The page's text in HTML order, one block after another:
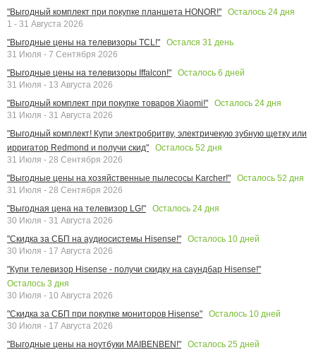
"Выгодный комплект при покупке планшета HONOR!"
Осталось 24 дня
1 - 31 Августа 2026
"Выгодные цены на телевизоры TCL!"
Остался 31 день
31 Июля - 7 Сентября 2026
"Выгодные цены на телевизоры Iffalcon!"
Осталось 6 дней
31 Июля - 13 Августа 2026
"Выгодный комплект при покупке товаров Xiaomi!"
Осталось 24 дня
31 Июля - 31 Августа 2026
"Выгодный комплект! Купи электробритву, электричекую зубную щетку или
ирригатор Redmond и получи скид"
Осталось 52 дня
31 Июля - 28 Сентября 2026
"Выгодные цены на хозяйственные пылесосы Karcher!"
Осталось 52 дня
31 Июля - 28 Сентября 2026
"Выгодная цена на телевизор LG!"
Осталось 24 дня
30 Июля - 31 Августа 2026
"Скидка за СБП на аудиосистемы Hisense!"
Осталось 10 дней
30 Июля - 17 Августа 2026
"Купи телевизор Hisense - получи скидку на саундбар Hisense!"
Осталось 3 дня
30 Июля - 10 Августа 2026
"Скидка за СБП при покупке мониторов Hisense"
Осталось 10 дней
30 Июля - 17 Августа 2026
"Выгодные цены на ноутбуки MAIBENBEN!"
Осталось 25 дней